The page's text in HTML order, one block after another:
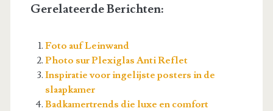
Gerelateerde Berichten:
Foto auf Leinwand
Photo sur Plexiglas Anti Reflet
Inspiratie voor ingelijste posters in de
slaapkamer
Badkamertrends die luxe en comfort